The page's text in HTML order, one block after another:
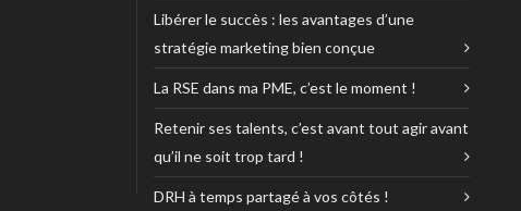
Libérer le succès : les avantages d’une
stratégie marketing bien conçue
La RSE dans ma PME, c’est le moment !
Retenir ses talents, c’est avant tout agir avant
qu’il ne soit trop tard !
DRH à temps partagé à vos côtés !